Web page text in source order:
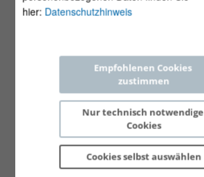
hier: Datenschutzhinweis
Empfohlenen Cookies
zustimmen
Nur technisch notwendige
Cookies
Cookies selbst auswählen